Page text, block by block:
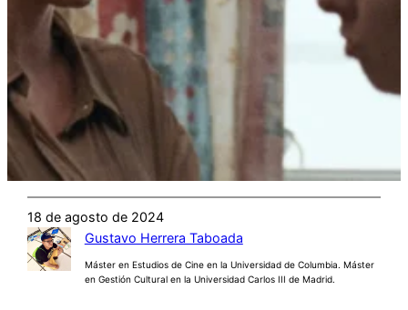
18 de agosto de 2024
Gustavo Herrera Taboada
Máster en Estudios de Cine en la Universidad de Columbia. Máster
en Gestión Cultural en la Universidad Carlos III de Madrid.